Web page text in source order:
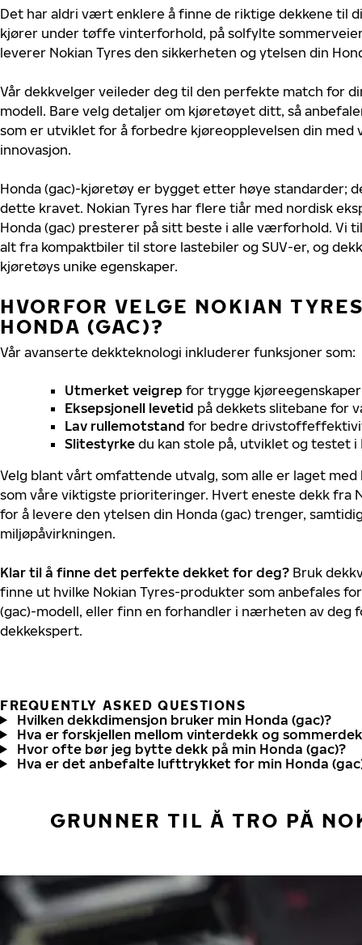
Det har aldri vært enklere å finne de riktige dekkene til
kjører under tøffe vinterforhold, på solfylte
leverer Nokian Tyres den sikkerheten og ytelsen din
Vår dekkvelger veileder deg til den perfekte match for
modell. Bare velg detaljer om kjøretøyet ditt, så
som er utviklet for å forbedre kjøreopplevelsen din med
innovasjon.
Honda (gac)-kjøretøy er bygget etter høye standarder;
dette kravet. Nokian Tyres har flere tiår med nordisk
Honda (gac) presterer på sitt beste i alle værforhold. Vi
alt fra kompaktbiler til store lastebiler og SUV-er, og
kjøretøys unike egenskaper.
HVORFOR VELGE NOKIAN
HONDA (GAC)?
Vår avanserte dekkteknologi inkluderer funksjoner som:
Utmerket veigrep for trygge
Eksepsjonell levetid på dekkets slitebane for
Lav rullemotstand for bedre
Slitestyrke du kan stole på, utviklet og testet i
Velg blant vårt omfattende utvalg, som alle er laget
som våre viktigste prioriteringer. Hvert eneste dekk fra
for å levere den ytelsen din Honda (gac) trenger,
miljøpåvirkningen.
Klar til å finne det perfekte dekket for deg? Bruk
finne ut hvilke Nokian Tyres-produkter som anbefales
(gac)-modell, eller finn en forhandler i nærheten av deg
dekkekspert.
FREQUENTLY ASKED QUESTIONS
Hvilken dekkdimensjon bruker min Honda (gac)?
Hva er forskjellen mellom vinterdekk og
Hvor ofte bør jeg bytte dekk på min Honda (gac)?
Hva er det anbefalte lufttrykket for min Honda
GRUNNER TIL Å TRO PÅ